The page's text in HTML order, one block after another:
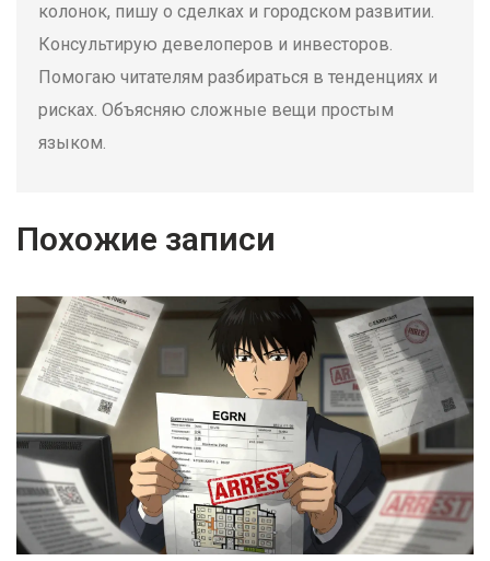
колонок, пишу о сделках и городском развитии.
Консультирую девелоперов и инвесторов.
Помогаю читателям разбираться в тенденциях и
рисках. Объясняю сложные вещи простым
языком.
Похожие записи